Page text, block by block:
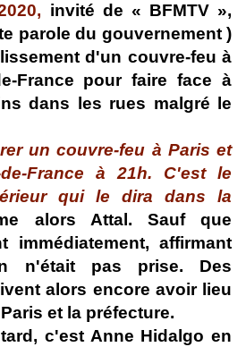
, invité de « BFMTV »,
parole du gouvernement )
d'un couvre-feu à
France pour faire face à
dans les rues malgré le
un couvre-feu à Paris et
France à 21h. C'est le
qui le dira dans la
alors Attal . Sauf que
immédiatement, affirmant
n'était pas prise. Des
alors encore avoir lieu
et la préfecture.
c'est Anne Hidalgo en